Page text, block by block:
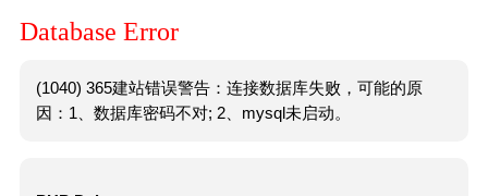
Database Error
(1040) 365建站错误警告：连接数据库失败，可能的原
因：1、数据库密码不对; 2、mysql未启动。